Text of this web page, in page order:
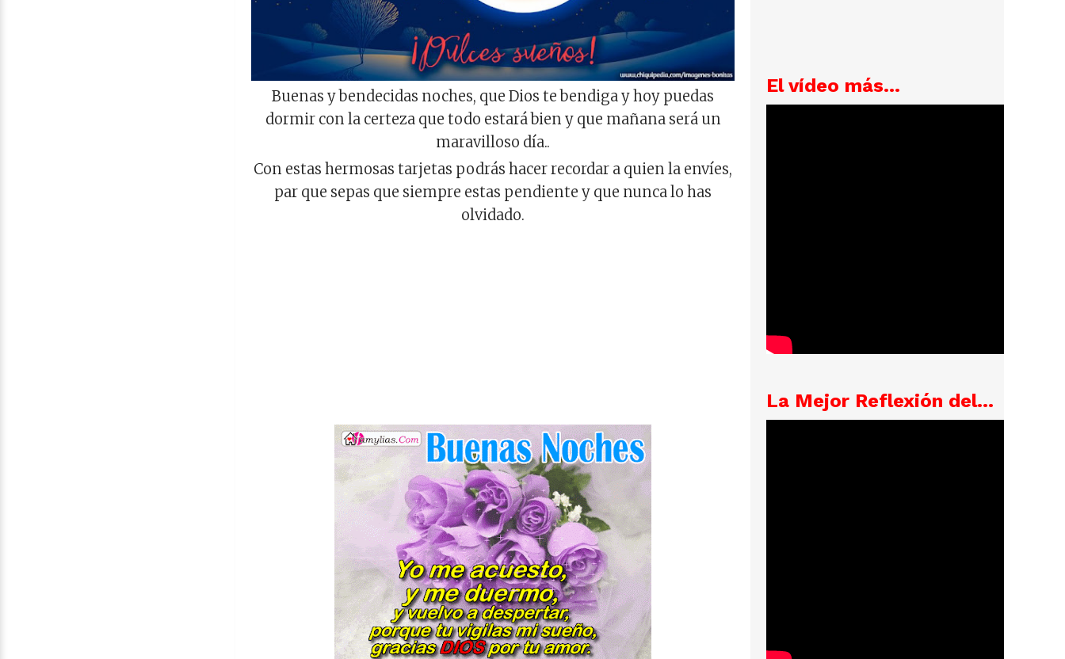
Buenas y bendecidas noches, que Dios te bendiga y hoy puedas
dormir con la certeza que todo estará bien y que mañana será un
maravilloso día..
Con estas hermosas tarjetas podrás hacer recordar a quien la envíes,
par que sepas que siempre estas pendiente y que nunca lo has
olvidado.
El vídeo más...
La Mejor Reflexión del...